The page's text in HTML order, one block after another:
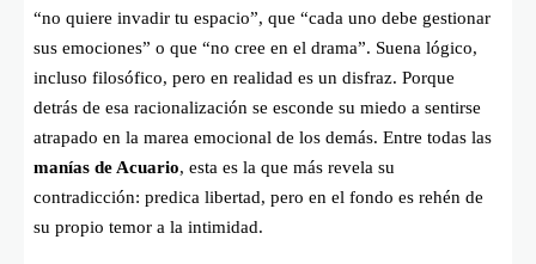
“no quiere invadir tu espacio”, que “cada uno debe gestionar
sus emociones” o que “no cree en el drama”. Suena lógico,
incluso filosófico, pero en realidad es un disfraz. Porque
detrás de esa racionalización se esconde su miedo a sentirse
atrapado en la marea emocional de los demás. Entre todas las
manías de Acuario, esta es la que más revela su
contradicción: predica libertad, pero en el fondo es rehén de
su propio temor a la intimidad.